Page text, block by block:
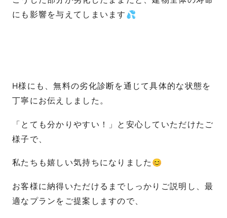
にも影響を与えてしまいます💦
H様にも、無料の劣化診断を通じて具体的な状態を
丁寧にお伝えしました。
「とても分かりやすい！」と安心していただけたご
様子で、
私たちも嬉しい気持ちになりました😊
お客様に納得いただけるまでしっかりご説明し、最
適なプランをご提案しますので、